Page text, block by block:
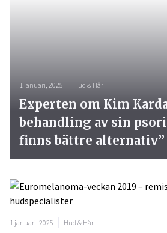
1 januari, 2025 Hud & Hår
Experten om Kim
behandling av sin
finns bättre alternativ”
1 januari, 2025 Hud & Hår